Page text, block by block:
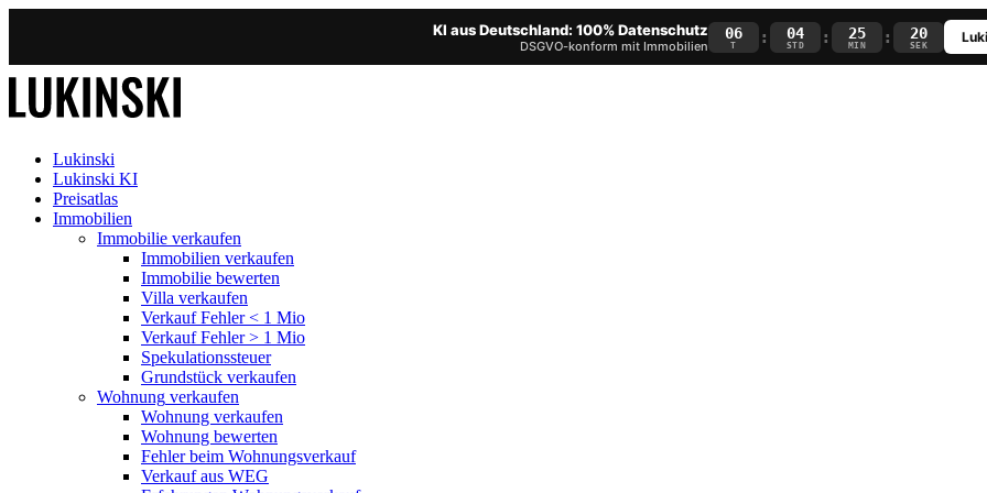
KI aus Deutschland: 100% Datenschutz
DSGVO-konform mit Immobilien
06
T : 04
STD : 25
MIN : 19
SEK
Lukinski
Lukinski KI
Preisatlas
Immobilien
Immobilie verkaufen
Immobilien verkaufen
Immobilie bewerten
Villa verkaufen
Verkauf Fehler < 1 Mio
Verkauf Fehler > 1 Mio
Spekulationssteuer
Grundstück verkaufen
Wohnung verkaufen
Wohnung verkaufen
Wohnung bewerten
Fehler beim Wohnungsverkauf
Verkauf aus WEG